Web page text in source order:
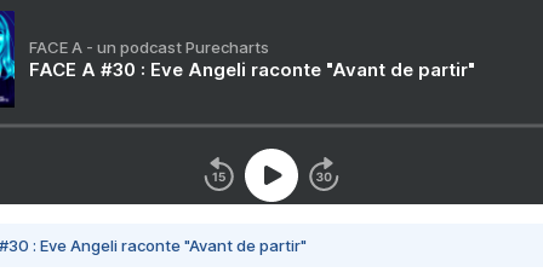
FACE A - un podcast Purecharts
FACE A #30 : Eve Angeli raconte "Avant de partir"
#30 : Eve Angeli raconte "Avant de partir"